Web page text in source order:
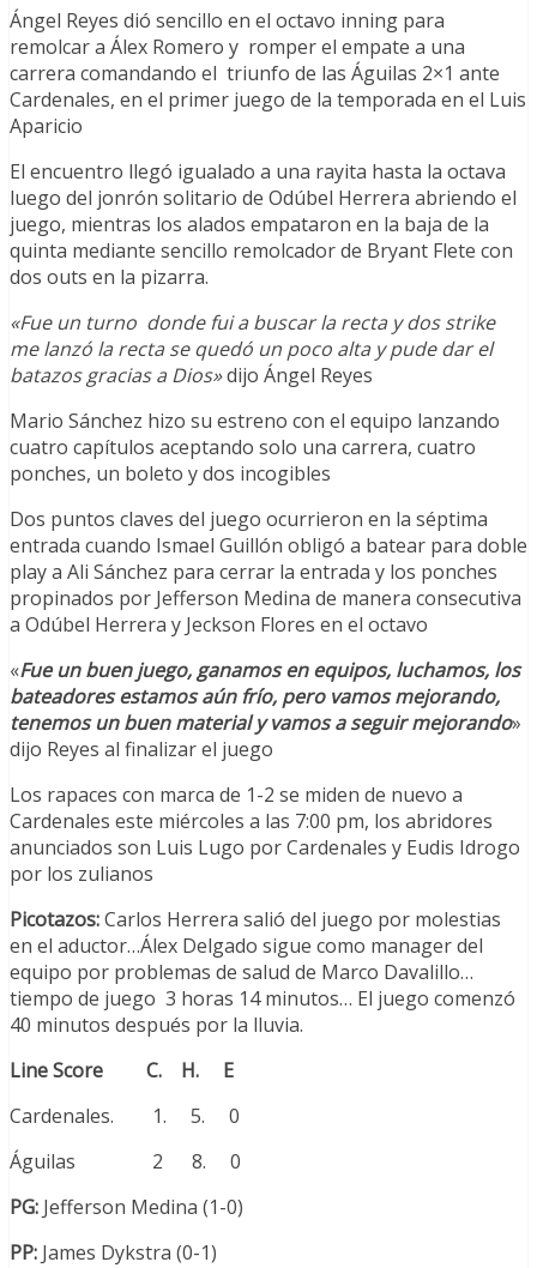
Ángel Reyes dió sencillo en el octavo inning para
remolcar a Álex Romero y romper el empate a una
carrera comandando el triunfo de las Águilas 2×1 ante
Cardenales, en el primer juego de la temporada en el Luis
Aparicio
El encuentro llegó igualado a una rayita hasta la octava
luego del jonrón solitario de Odúbel Herrera abriendo el
juego, mientras los alados empataron en la baja de la
quinta mediante sencillo remolcador de Bryant Flete con
dos outs en la pizarra.
«Fue un turno donde fui a buscar la recta y dos strike
me lanzó la recta se quedó un poco alta y pude dar el
batazos gracias a Dios»dijo Ángel Reyes
Mario Sánchez hizo su estreno con el equipo lanzando
cuatro capítulos aceptando solo una carrera, cuatro
ponches, un boleto y dos incogibles
Dos puntos claves del juego ocurrieron en la séptima
entrada cuando Ismael Guillón obligó a batear para doble
play a Ali Sánchez para cerrar la entrada y los ponches
propinados por Jefferson Medina de manera consecutiva
a Odúbel Herrera y Jeckson Flores en el octavo
«Fue un buen juego, ganamos en equipos, luchamos, los
bateadores estamos aún frío, pero vamos mejorando,
tenemos un buen material y vamos a seguir mejorando»
dijo Reyes al finalizar el juego
Los rapaces con marca de 1-2 se miden de nuevo a
Cardenales este miércoles a las 7:00 pm, los abridores
anunciados son Luis Lugo por Cardenales y Eudis Idrogo
por los zulianos
Picotazos:Carlos Herrera salió del juego por molestias
en el aductor…Álex Delgado sigue como manager del
equipo por problemas de salud de Marco Davalillo…
tiempo de juego 3 horas 14 minutos… El juego comenzó
40 minutos después por la lluvia.
Line Score C. H. E
Cardenales. 1. 5. 0
Águilas 2 8. 0
PG: Jefferson Medina (1-0)
PP: James Dykstra (0-1)